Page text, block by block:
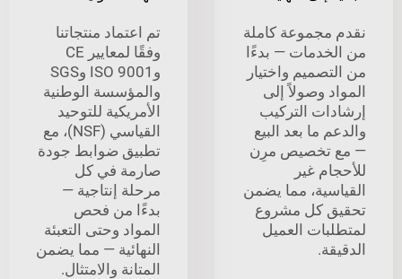
كاملة
— بدءًا
واختيار
وصولاً إلى
التركيب
ما بعد البيع
تخصيص مرِن
غير
مما يضمن
كل مشروع
العميل
تم اعتماد منتجاتنا
وفقًا لمعايير CE
وISO 9001 وSGS
والمؤسسة الوطنية
الأمريكية للتوحيد
القياسي (NSF)، مع
تطبيق ضوابط جودة
صارمة في كل
مرحلة إنتاجية —
بدءًا من فحص
المواد وحتى التعبئة
النهائية — مما يضمن
المتانة والامتثال.